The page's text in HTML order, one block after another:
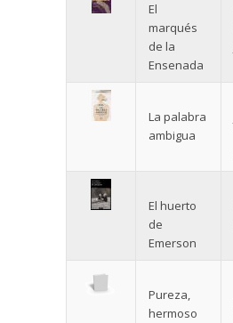
El
marqués
de la
Ensenada
La palabra
ambigua
El huerto
de
Emerson
Pureza,
hermoso